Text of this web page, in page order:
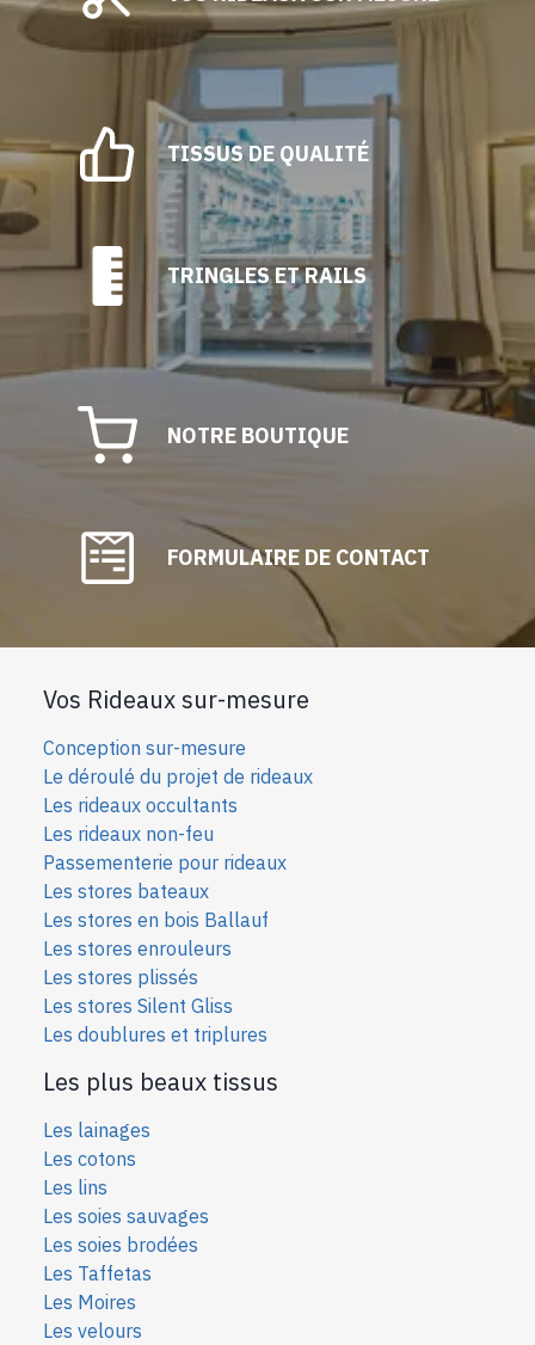
choisies
sur
produit
TISSUS DE QUALITÉ
TRINGLES ET RAILS
NOTRE BOUTIQUE
FORMULAIRE DE CONTACT
Vos Rideaux sur-mesure
Conception sur-mesure
Le déroulé du projet de rideaux
Les rideaux occultants
Les rideaux non-feu
Passementerie pour rideaux
Les stores bateaux
Les stores en bois Ballauf
Les stores enrouleurs
Les stores plissés
Les stores Silent Gliss
Les doublures et triplures
Les plus beaux tissus
Les lainages
Les cotons
Les lins
Les soies sauvages
Les soies brodées
Les Taffetas
Les Moires
Les velours